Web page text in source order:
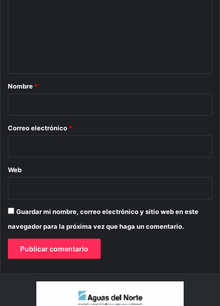
r
*
Nombre *
Correo electrónico *
Web
Guardar mi nombre, correo electrónico y sitio web en este
navegador para la próxima vez que haga un comentario.